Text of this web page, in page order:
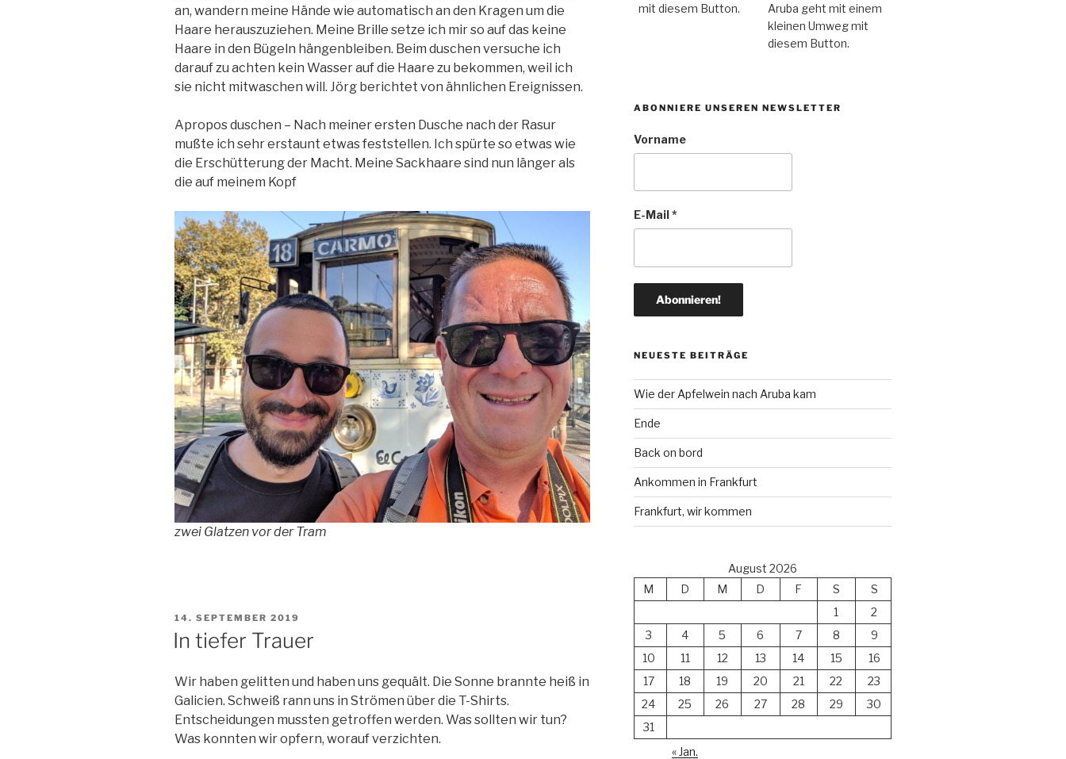
an, wandern meine Hände wie automatisch an den Kragen um die
Haare herauszuziehen. Meine Brille setze ich mir so auf das keine
Haare in den Bügeln hängenbleiben. Beim duschen versuche ich
darauf zu achten kein Wasser auf die Haare zu bekommen, weil ich
sie nicht mitwaschen will. Jörg berichtet von ähnlichen Ereignissen.
Apropos duschen – Nach meiner ersten Dusche nach der Rasur
mußte ich sehr erstaunt etwas feststellen. Ich spürte so etwas wie
die Erschütterung der Macht. Meine Sackhaare sind nun länger als
die auf meinem Kopf
zwei Glatzen vor der Tram
VERÖFFENTLICHT
AM
14. SEPTEMBER 2019
In tiefer Trauer
Wir haben gelitten und haben uns gequält. Die Sonne brannte heiß in
Galicien. Schweiß rann uns in Strömen über die T-Shirts.
Entscheidungen mussten getroffen werden. Was sollten wir tun?
Was konnten wir opfern, worauf verzichten.
mit diesem Button.
Aruba geht mit einem
kleinen Umweg mit
diesem Button.
ABONNIERE UNSEREN NEWSLETTER
Vorname
E-Mail*
NEUESTE BEITRÄGE
Wie der Apfelwein nach Aruba kam
Ende
Back on bord
Ankommen in Frankfurt
Frankfurt, wir kommen
August 2026
M
D M D F S
S
1
2
3
4 5 6 7 8
9
10
11 12 13 14 15
16
17
18 19 20 21 22
23
24
25 26 27 28 29
30
31
« Jan.